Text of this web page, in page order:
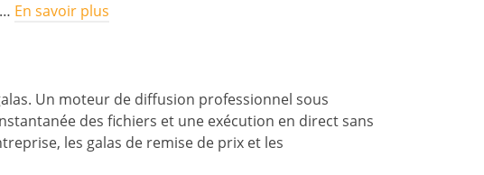
En savoir plus
Un moteur de diffusion professionnel sous
des fichiers et une exécution en direct sans
les galas de remise de prix et les